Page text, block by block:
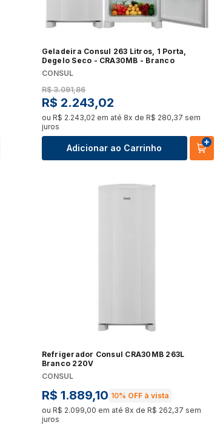
Geladeira Consul 263 Litros, 1 Porta,
Degelo Seco - CRA30MB - Branco
CONSUL
R$ 3.091,86
R$ 2.243,02
ou R$ 2.243,02 em até 8x de R$ 280,37 sem
juros
Adicionar ao Carrinho
Refrigerador Consul CRA30MB 263L
Branco 220V
CONSUL
R$ 1.889,10 10% OFF à vista
ou R$ 2.099,00 em até 8x de R$ 262,37 sem
juros